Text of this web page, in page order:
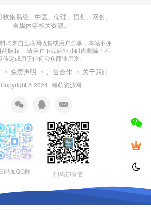
集易经、中医、命理、预测、网创、
自媒体等相关资源。
均来自互联网收集或用户分享，本站不拥
的版权。 请用户下载后24小时内删除！不
传递或用于任何公众商业用途。
免责声明 广告合作 关于我们
Copyright © 2024 · 瀚萌资源网
码加QQ群 扫码加微信